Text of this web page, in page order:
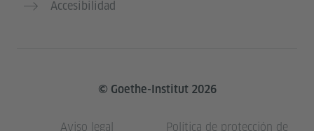
Accesibilidad
© Goethe-Institut 2026
Aviso legal
Política de protección de